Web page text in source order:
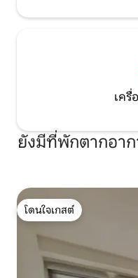
เครื่
ยังมีที่พักตากอาก
โดนใจเกสต์
โดนใจเกสต์